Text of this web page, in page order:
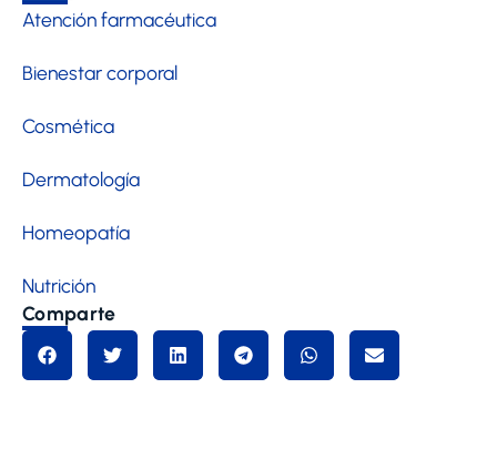
Atención farmacéutica
Bienestar corporal
Cosmética
Dermatología
Homeopatía
Nutrición
Comparte